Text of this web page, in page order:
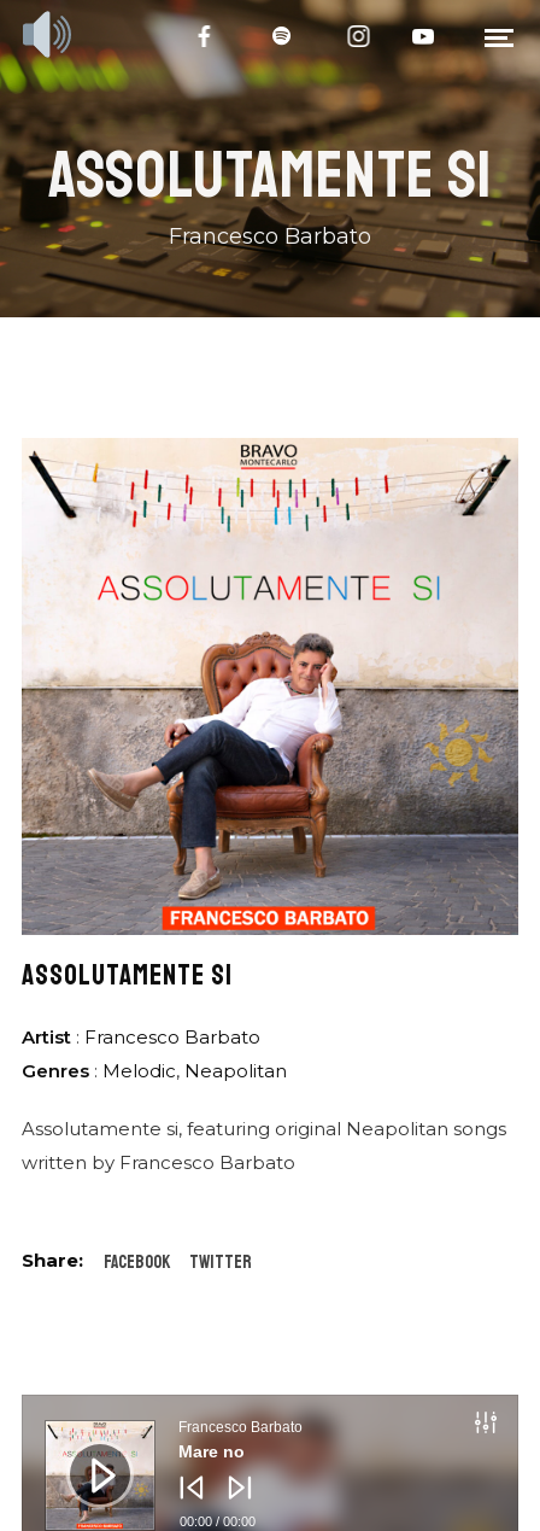
ASSOLUTAMENTE SI
Francesco Barbato
Francesco Barbato
Mare no
00:00/00:00
ASSOLUTAMENTE SI
Artist: Francesco Barbato
Genres: Melodic, Neapolitan
Assolutamente si, featuring original Neapolitan songs
written by Francesco Barbato
Facebook Twitter